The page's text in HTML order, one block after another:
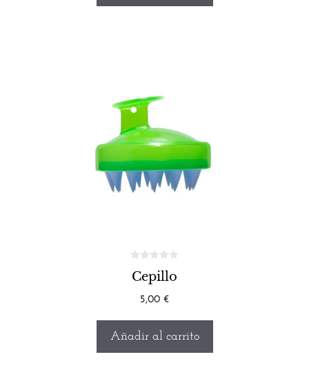
Cepillo
5,00 €
Añadir al carrito